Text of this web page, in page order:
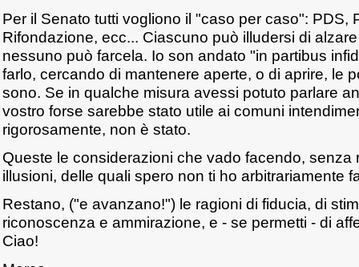
Per il Senato tutti vogliono il "caso per caso": PDS,
Rifondazione, ecc... Ciascuno può illudersi di
nessuno può farcela. Io son andato "in partibus
farlo, cercando di mantenere aperte, o di aprire, le
sono. Se in qualche misura avessi potuto parlare
vostro forse sarebbe stato utile ai comuni
rigorosamente, non è stato.
Queste le considerazioni che vado facendo,
illusioni, delle quali spero non ti ho arbitrariamente
Restano, ("e avanzano!") le ragioni di fiducia, di
riconoscenza e ammirazione, e - se permetti - di
Ciao!